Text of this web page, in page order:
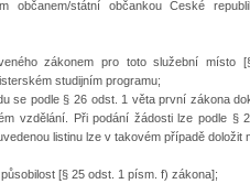
občanem/státní občankou České
zákonem pro toto služební
studijním programu;
se podle § 26 odst. 1 věta první zákona
vzdělání. Při podání žádosti lze podle
listinu lze v takovém případě doložit
[§ 25 odst. 1 písm. f) zákona];